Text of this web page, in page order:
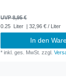
UVP 8,95 €
0.25 Liter | 32,96 € / Liter
In den
*inkl. ges. MwSt. zzgl.